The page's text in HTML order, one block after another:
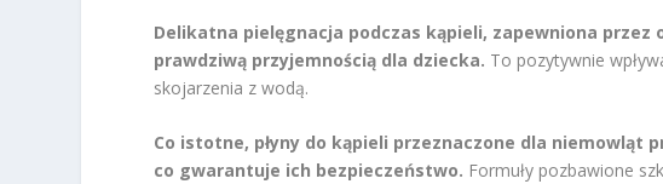
Delikatna pielęgnacja podczas kąpieli, zapewniona przez
prawdziwą przyjemnością dla dziecka. To pozytywnie
skojarzenia z wodą.
Co istotne, płyny do kąpieli przeznaczone dla
co gwarantuje ich bezpieczeństwo. Formuły pozbawione